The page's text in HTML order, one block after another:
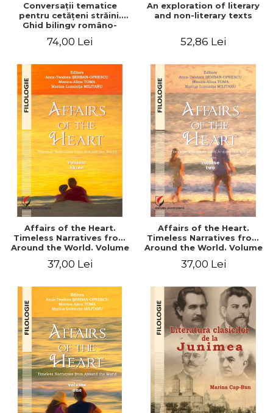
Conversaţii tematice
pentru cetăţeni străini.
Ghid bilingv româno-
practic/Conversation
Bilingual Romanian-English
guide with practical
vocabulary
74,00 Lei
An exploration of literary
and non-literary texts
52,86 Lei
Affairs of the Heart.
Timeless Narratives from
Around the World. Volume
37,00 Lei
Affairs of the Heart.
Timeless Narratives from
Around the World. Volume
37,00 Lei